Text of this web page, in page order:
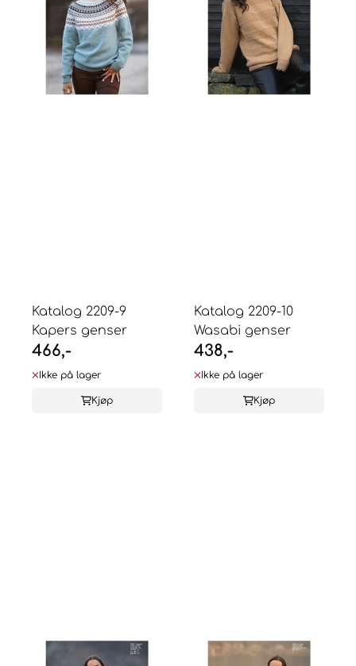
Katalog 2209-9
Kapers genser
466,-
Ikke på lager
Kjøp
Katalog 2209-10
Wasabi genser
438,-
Ikke på lager
Kjøp